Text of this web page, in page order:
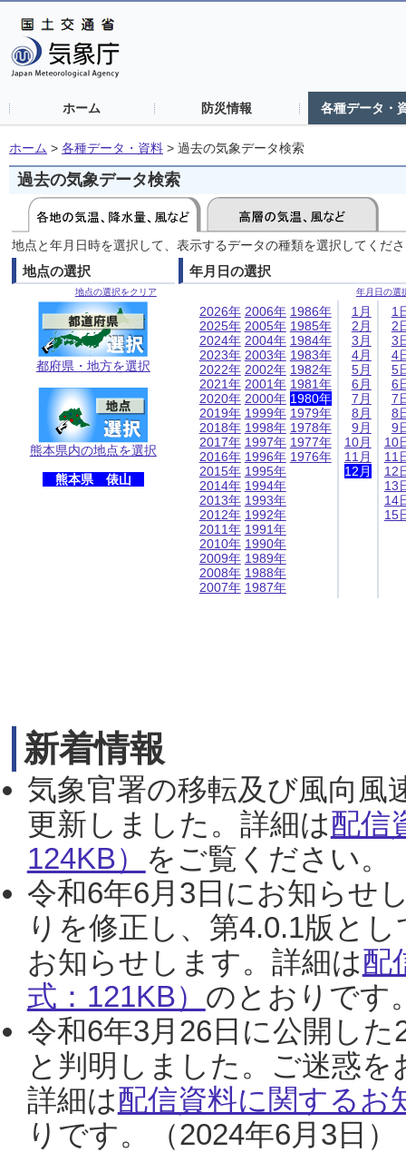
ホーム 防災情報 各種データ・
ホーム > 各種データ・資料 > 過去の気象データ検索
過去の気象データ検索
地点と年月日時を選択して、表示するデータの種類を選択してくだ
地点の選択
地点の選択をクリア
都府県・地方を選択
熊本県内の地点を選択
熊本県 俵山
年月日の選択
年月日の選
2026年
2025年
2024年
2023年
2022年
2021年
2020年
2019年
2018年
2017年
2016年
2015年
2014年
2013年
2012年
2011年
2010年
2009年
2008年
2007年
2006年
2005年
2004年
2003年
2002年
2001年
2000年
1999年
1998年
1997年
1996年
1995年
1994年
1993年
1992年
1991年
1990年
1989年
1988年
1987年
1986年
1985年
1984年
1983年
1982年
1981年
1980年
1979年
1978年
1977年
1976年
1月
2月
3月
4月
5月
6月
7月
8月
9月
10月
11月
12月
1
2
3
4
5
6
7
8
9
10
11
12
13
14
15
新着情報
気象官署の移転及び風向風
更新しました。詳細は配信
124KB） をご覧ください。
令和6年6月3日にお知らせ
りを修正し、第4.0.1版と
お知らせします。詳細は配
式：121KB） のとおりです
令和6年3月26日に公開し
と判明しました。ご迷惑
詳細は配信資料に関するお
りです。（2024年6月3日）